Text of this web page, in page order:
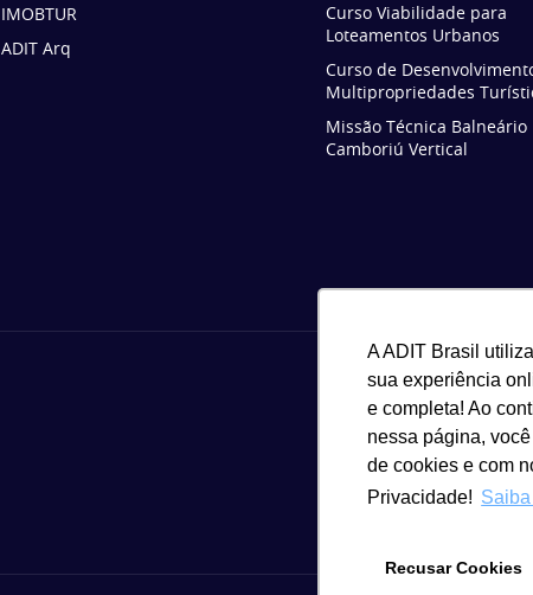
A ADIT Brasil
sua experiência
e completa! Ao
nessa página,
de cookies e com
Privacidade!
Recusar Cookies
IMOBTUR
ADIT Arq
Curso Viabilidade para
Loteamentos Urbanos
Curso de
Multipropriedades
Missão Técnica Balneário
Camboriú Vertical